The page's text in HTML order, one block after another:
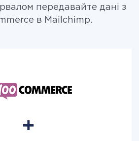
передавайте дані з
в Mailchimp.